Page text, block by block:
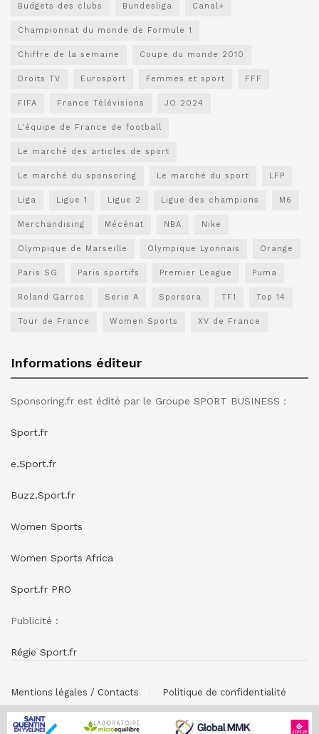
Budgets des clubs Bundesliga Canal+
Championnat du monde de Formule 1
Chiffre de la semaine Coupe du monde 2010
Droits TV Eurosport Femmes et sport FFF
FIFA France Télévisions JO 2024
L'équipe de France de football
Le marché des articles de sport
Le marché du sponsoring Le marché du sport LFP
Liga Ligue 1 Ligue 2 Ligue des champions M6
Merchandising Mécénat NBA Nike
Olympique de Marseille Olympique Lyonnais Orange
Paris SG Paris sportifs Premier League Puma
Roland Garros Serie A Sporsora TF1 Top 14
Tour de France Women Sports XV de France
Informations éditeur
Sponsoring.fr est édité par le Groupe SPORT BUSINESS :
Sport.fr
e.Sport.fr
Buzz.Sport.fr
Women Sports
Women Sports Africa
Sport.fr PRO
Publicité :
Régie Sport.fr
Mentions légales / Contacts Politique de confidentialité
© SPONSORING.FR